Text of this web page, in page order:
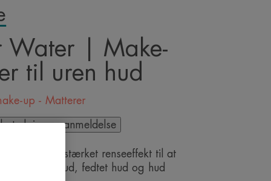
Water | Make-
til uren hud
up - Matterer
skrive en anmeldelse
med forstærket renseeffekt til at
kombineret hud, fedtet hud og hud